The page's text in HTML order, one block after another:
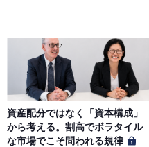
資産配分ではなく「資本構成」
から考える。割高でボラタイル
な市場でこそ問われる規律